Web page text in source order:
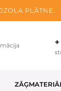
PLĀTNE.